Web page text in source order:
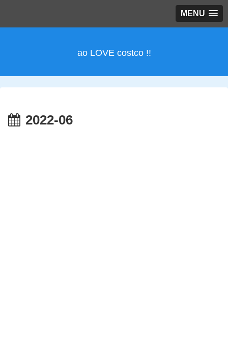
MENU
ao LOVE costco !!
2022-06